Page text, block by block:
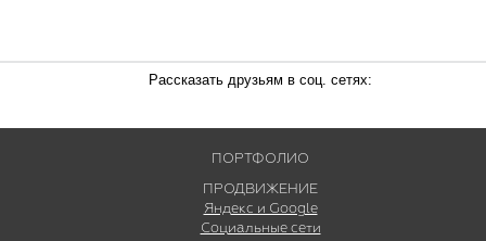
Рассказать друзьям в соц. сетях:
ПОРТФОЛИО
ПРОДВИЖЕНИЕ
Яндекс и Google
Социальные сети